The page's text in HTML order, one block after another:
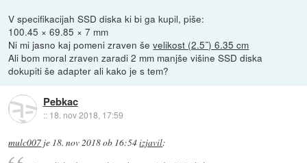
V specifikacijah SSD diska ki bi ga kupil, piše:
100.45 × 69.85 × 7 mm
Ni mi jasno kaj pomeni zraven ševelikost (2.5˝) 6.35 cm
Ali bom moral zraven zaradi 2 mm manjše višine SSD diska
dokupiti še adapter ali kako je s tem?
Pebkac
:: 18. nov 2018, 17:59
mulc007 je 18. nov 2018 ob 16:54izjavil: